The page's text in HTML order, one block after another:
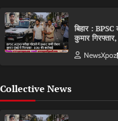
बिहार : BPSC
कुमार
NewsXpoz
Collective News